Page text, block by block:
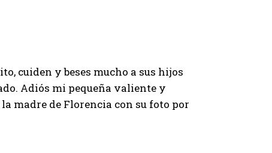
cuiden y beses mucho a sus hijos
Adiós mi pequeña valiente y
madre de Florencia con su foto por